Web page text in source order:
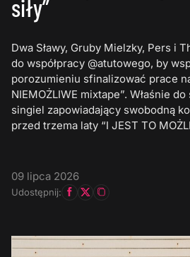
siły”
Dwa Sławy, Gruby Mielzky, Pers i
do współpracy @atutowego, by
porozumieniu sfinalizować prace
NIEMOŻLIWE mixtape”. Właśnie
singiel zapowiadający swobodną
przed trzema laty “I JEST TO
09 lipca 2026
Udostępnij: